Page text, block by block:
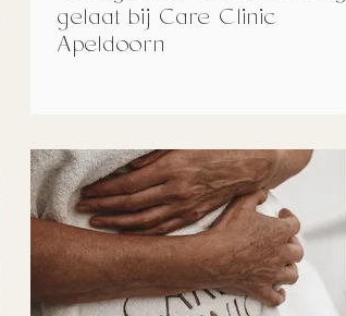
gelaat bij Care Clinic
Apeldoorn